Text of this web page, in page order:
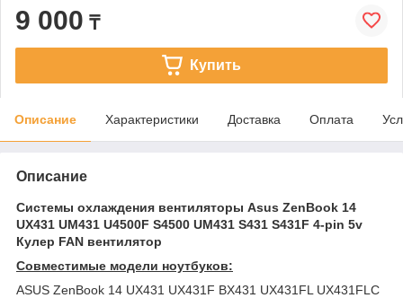
9 000 ₸
Купить
Описание Характеристики Доставка Оплата
Описание
Системы охлаждения вентиляторы Asus ZenBook 14
UX431 UM431 U4500F S4500 UM431 S431 S431F 4-pin 5v
Кулер FAN вентилятор
Совместимые модели ноутбуков:
ASUS ZenBook 14 UX431 UX431F BX431 UX431FL UX431FLC